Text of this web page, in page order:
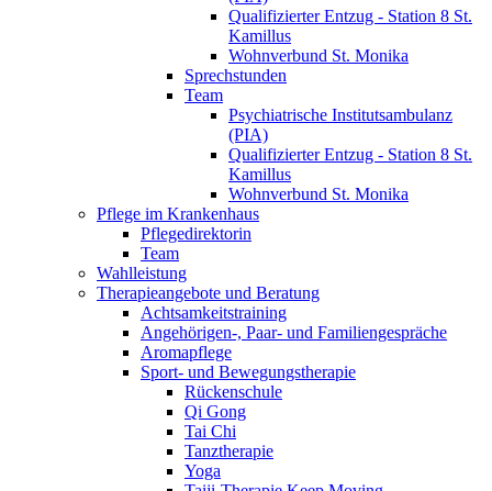
Qualifizierter Entzug - Station 8 St.
Kamillus
Wohnverbund St. Monika
Sprechstunden
Team
Psychiatrische Institutsambulanz
(PIA)
Qualifizierter Entzug - Station 8 St.
Kamillus
Wohnverbund St. Monika
Pflege im Krankenhaus
Pflegedirektorin
Team
Wahlleistung
Therapieangebote und Beratung
Achtsamkeitstraining
Angehörigen-, Paar- und Familiengespräche
Aromapflege
Sport- und Bewegungstherapie
Rückenschule
Qi Gong
Tai Chi
Tanztherapie
Yoga